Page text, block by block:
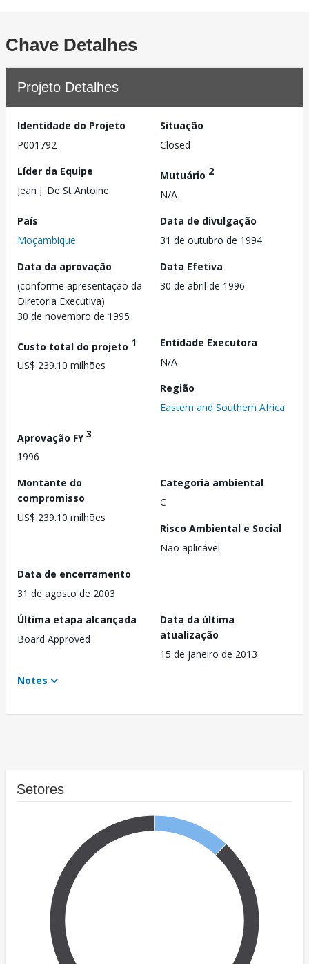
Chave Detalhes
Projeto Detalhes
Identidade do Projeto
P001792
Situação
Closed
Líder da Equipe
Jean J. De St Antoine
Mutuário 2
N/A
País
Moçambique
Data de divulgação
31 de outubro de 1994
Data da aprovação
(conforme apresentação da
Diretoria Executiva)
30 de novembro de 1995
Data Efetiva
30 de abril de 1996
Custo total do projeto 1
US$ 239.10 milhões
Entidade Executora
N/A
Região
Eastern and Southern Africa
Aprovação FY3
1996
Montante do
compromisso
US$ 239.10 milhões
Categoria ambiental
C
Risco Ambiental e Social
Não aplicável
Data de encerramento
31 de agosto de 2003
Última etapa alcançada
Board Approved
Data da última
atualização
15 de janeiro de 2013
Notes
Setores